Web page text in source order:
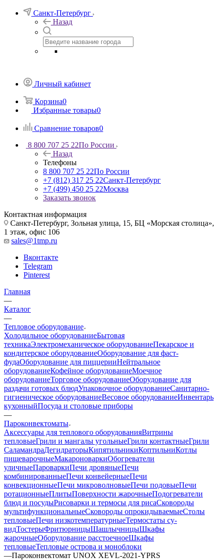
Санкт-Петербург
Назад
Личный кабинет
Корзина0
Избранные товары0
Сравнение товаров0
8 800 707 25 22По России
Назад
Телефоны
8 800 707 25 22По России
+7 (812) 317 25 22Санкт-Петербург
+7 (499) 450 25 22Москва
Заказать звонок
Контактная информация
Санкт-Петербург, Зольная улица, 15, БЦ «Морская столица»,
1 этаж, офис 106
sales@1tmp.ru
Вконтакте
Telegram
Pinterest
Главная
—
Каталог
—
Тепловое оборудование
Холодильное оборудованиеБытовая
техникаЭлектромеханическое оборудованиеПекарское и
кондитерское оборудованиеОборудование для фаст-
фудаОборудование для пиццерииНейтральное
оборудованиеКофейное оборудованиеМоечное
оборудованиеТорговое оборудованиеОборудование для
раздачи готовых блюдУпаковочное оборудованиеСанитарно-
гигиеническое оборудованиеВесовое оборудованиеИнвентарь
кухонныйПосуда и столовые приборы
—
Пароконвектоматы
Аксессуары для теплового оборудованияВитрины
тепловыеГрили и мангалы угольныеГрили контактныеГрили
СаламандраДегидраторыКипятильникиКоптильниКотлы
пищеварочныеМакароноваркиОбогреватели
уличныеПароваркиПечи дровяныеПечи
комбинированныеПечи конвейерныеПечи
конвекционныеПечи микроволновыеПечи подовыеПечи
ротационныеПлитыПоверхности жарочныеПодогреватели
блюд и посудыРисоварки и термосы для рисаСковороды
мультифункциональныеСковороды опрокидываемыеСтолы
тепловыеПечи низкотемпературныеТермостаты су-
видТостерыФритюрницыШашлычницыШкафы
жарочныеОборудование расстоечноеШкафы
тепловыеТепловые острова и моноблоки
—Пароконвектомат UNOX XEVL-2021-YPRS